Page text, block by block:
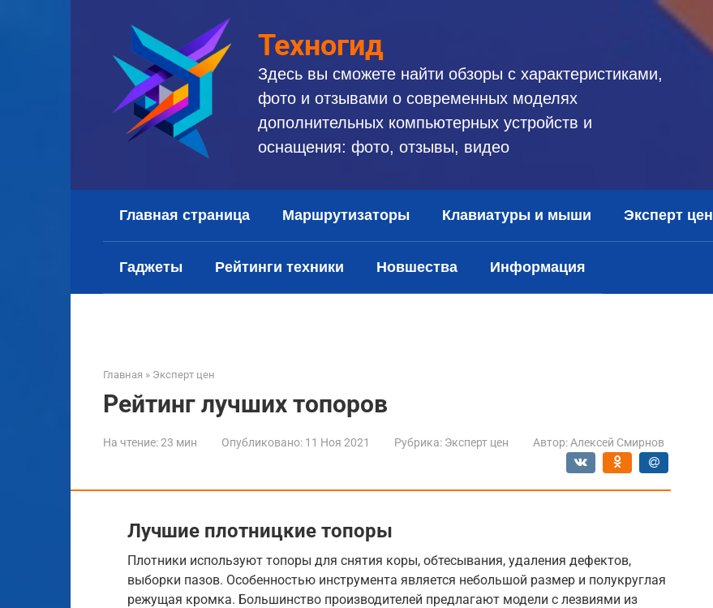
Техногид
Здесь вы сможете найти обзоры с характеристиками,
фото и отзывами о современных моделях
дополнительных компьютерных устройств и
оснащения: фото, отзывы, видео
Главная страница Маршрутизаторы Клавиатуры и мыши Эксперт цен
Гаджеты Рейтинги техники Новшества Информация
Главная » Эксперт цен
Рейтинг лучших топоров
На чтение:23 мин Опубликовано: 11 Ноя 2021 Рубрика: Эксперт цен Автор: Алексей Смирнов
Лучшие плотницкие топоры
Плотники используют топоры для снятия коры, обтесывания, удаления дефектов,
выборки пазов. Особенностью инструмента является небольшой размер и полукруглая
режущая кромка. Большинство производителей предлагают модели с лезвиями из